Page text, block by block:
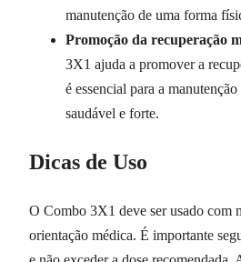
manutenção de uma forma
Promoção da recuperação
3X1 ajuda a promover a
é essencial para a
saudável e forte.
Dicas de Uso
O Combo 3X1 deve ser usado com
orientação médica. É importante